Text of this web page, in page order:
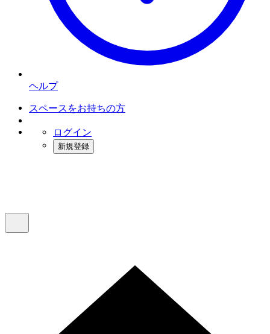
ヘルプ
スペースをお持ちの方
ログイン
新規登録